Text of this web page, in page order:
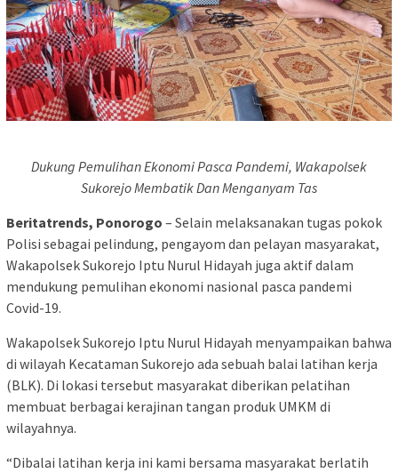
Dukung Pemulihan Ekonomi Pasca Pandemi, Wakapolsek
Sukorejo Membatik Dan Menganyam Tas
Beritatrends, Ponorogo – Selain melaksanakan tugas pokok
Polisi sebagai pelindung, pengayom dan pelayan masyarakat,
Wakapolsek Sukorejo Iptu Nurul Hidayah juga aktif dalam
mendukung pemulihan ekonomi nasional pasca pandemi
Covid-19.
Wakapolsek Sukorejo Iptu Nurul Hidayah menyampaikan bahwa
di wilayah Kecataman Sukorejo ada sebuah balai latihan kerja
(BLK). Di lokasi tersebut masyarakat diberikan pelatihan
membuat berbagai kerajinan tangan produk UMKM di
wilayahnya.
“Dibalai latihan kerja ini kami bersama masyarakat berlatih